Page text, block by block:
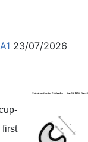
23/07/2026